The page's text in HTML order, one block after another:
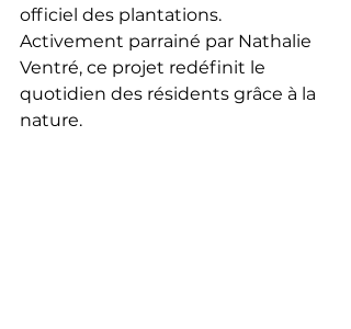
officiel des plantations.
Activement parrainé par Nathalie
Ventré, ce projet redéfinit le
quotidien des résidents grâce à la
nature.